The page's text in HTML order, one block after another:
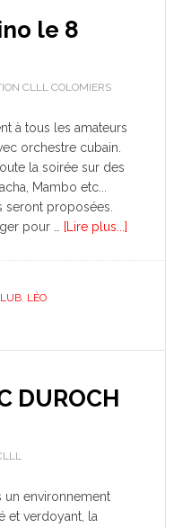
le 8
CLLL COLOMIERS
à tous les amateurs
orchestre cubain.
la soirée sur des
Mambo etc...
seront proposées.
pour …
[Lire plus...]
, LÉO
DUROCH
un environnement
et verdoyant, la